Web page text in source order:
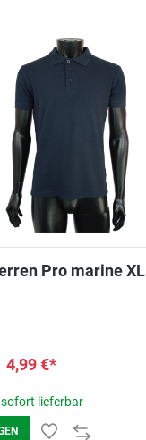
Pro marine XL
4,99 €*
lieferbar